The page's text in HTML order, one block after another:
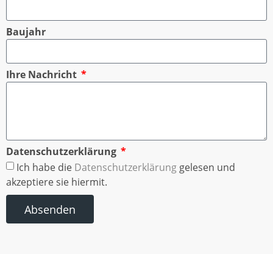
Baujahr
Ihre Nachricht
Datenschutzerklärung
Ich habe die Datenschutzerklärung gelesen und
akzeptiere sie hiermit.
Absenden